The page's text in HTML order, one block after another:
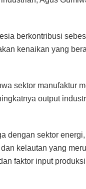
berkontribusi
kenaikan yang
sektor manufaktur
output
dengan sektor
kelautan yang
faktor input